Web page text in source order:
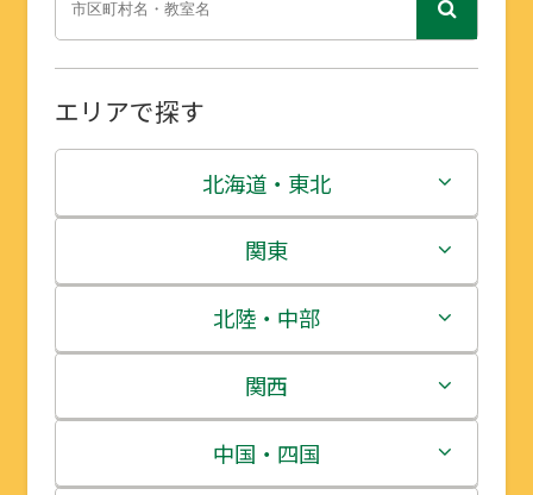
エリアで探す
北海道・東北
北海道
青森県
岩手県
宮城県
関東
茨城県
栃木県
群馬県
北陸・中部
新潟県
富山県
関西
三重県
中国・四国